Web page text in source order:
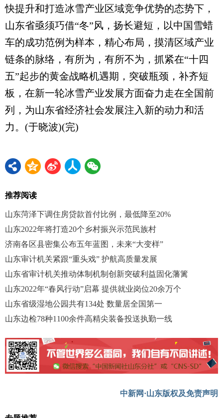
快提升和打造冰雪产业区域竞争优势的态势下，
山东省亟须巧借“冬”风，扬长避短，以中国雪蜡
车的成功范例为样本，精心布局，摸清区域产业
链条的脉络，有所为，有所不为，抓紧在“十四
五”起步的黄金战略机遇期，突破瓶颈，补齐短
板，在新一轮冰雪产业发展方面奋力走在全国前
列，为山东省经济社会发展注入新的动力和活
力。(于晓波)(完)
推荐阅读
山东菏泽下调住房贷款首付比例，最低降至20%
山东2022年将打造20个乡村振兴示范民族村
济南各区县密集公布五年蓝图，未来“大变样”
山东审计机关紧跟“重头戏” 护航高质量发展
山东省审计机关推动体制机制创新突破利益固化藩篱
山东2022年“春风行动”启幕 提供就业岗位20余万个
山东省级湿地公园共有134处 数量居全国第一
山东边检78种1100余件高精尖装备投送执勤一线
中新网·山东版权及免责声明